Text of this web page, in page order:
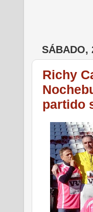
SÁBADO,
Richy
partido